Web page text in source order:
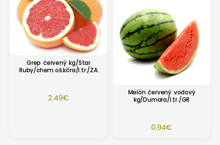
Grep červený kg/Star
Ruby/chem.oš.kôra/I.tr./ZA
2.49€
Melón červený vodový
kg/Dumara/I.tr./GR
0.94€